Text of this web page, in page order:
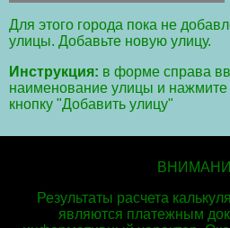
Для этого города пока не
улицы. Добавьте новую улицу.
Инструкция: в форме справа
наименование улицы и нажмите
кнопку "Добавить улицу"
Результаты расчета
являются платежным